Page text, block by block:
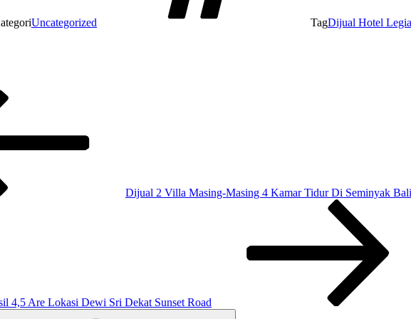
Uncategorized TagDijual Hotel
Dijual 2 Villa Masing-Masing 4 Kamar Tidur Di Seminyak Bali
4,5 Are Lokasi Dewi Sri Dekat Sunset Road